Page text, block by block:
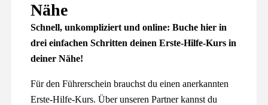
Nähe
Schnell, unkompliziert und online: Buche hier in
drei einfachen Schritten deinen Erste-Hilfe-Kurs in
deiner Nähe!
Für den Führerschein brauchst du einen anerkannten
Erste-Hilfe-Kurs. Über unseren Partner kannst du